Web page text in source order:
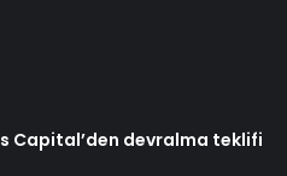
Capital’den devralma teklifi